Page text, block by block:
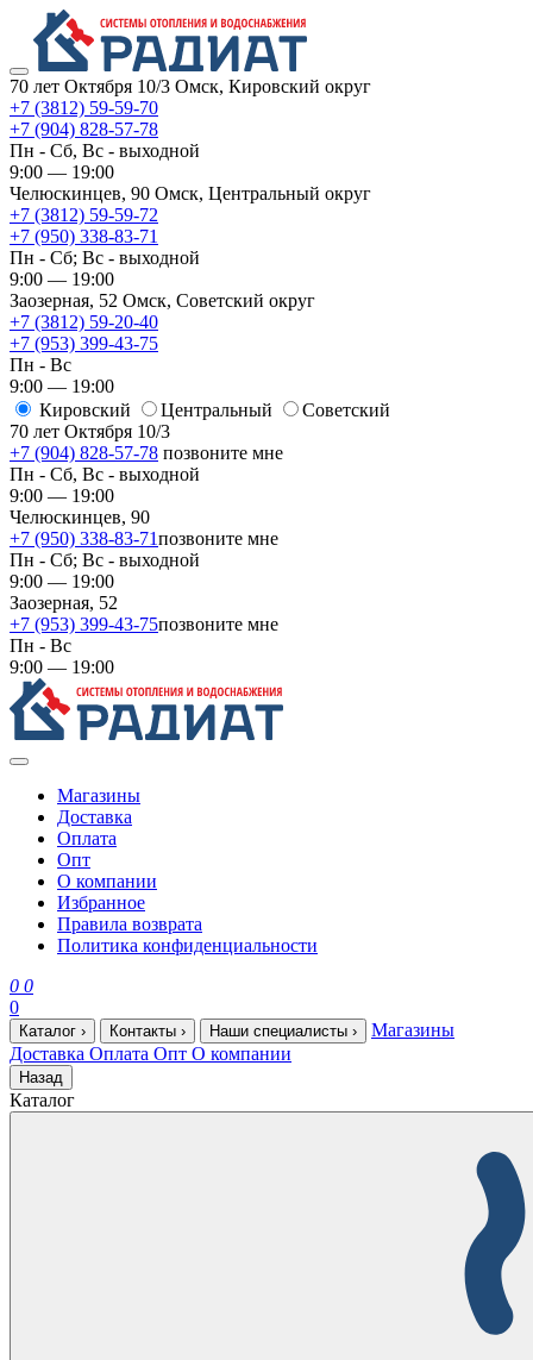
70 лет Октября 10/3 Омск, Кировский округ
+7 (3812) 59-59-70
+7 (904) 828-57-78
Пн - Сб, Вс - выходной
9:00 — 19:00
Челюскинцев, 90 Омск, ​Центральный округ
+7 (3812) 59-59-72
+7 (950) 338-83-71
Пн - Сб; Вс - выходной
9:00 — 19:00
Заозерная, 52 Омск, ​Советский округ
+7 (3812) 59-20-40
+7 (953) 399-43-75
Пн - Вс
9:00 — 19:00
Кировский
​Центральный
​Советский
70 лет Октября 10/3
+7 (904) 828-57-78 позвоните мне
Пн - Сб, Вс - выходной
9:00 — 19:00
Челюскинцев, 90
+7 (950) 338-83-71позвоните мне
Пн - Сб; Вс - выходной
9:00 — 19:00
Заозерная, 52
+7 (953) 399-43-75позвоните мне
Пн - Вс
9:00 — 19:00
Магазины
Доставка
Оплата
Опт
О компании
Избранное
Правила возврата
Политика конфиденциальности
0 0
0
Каталог › Контакты › Наши специалисты ›
Магазины
Доставка Оплата Опт О компании
Назад
Каталог